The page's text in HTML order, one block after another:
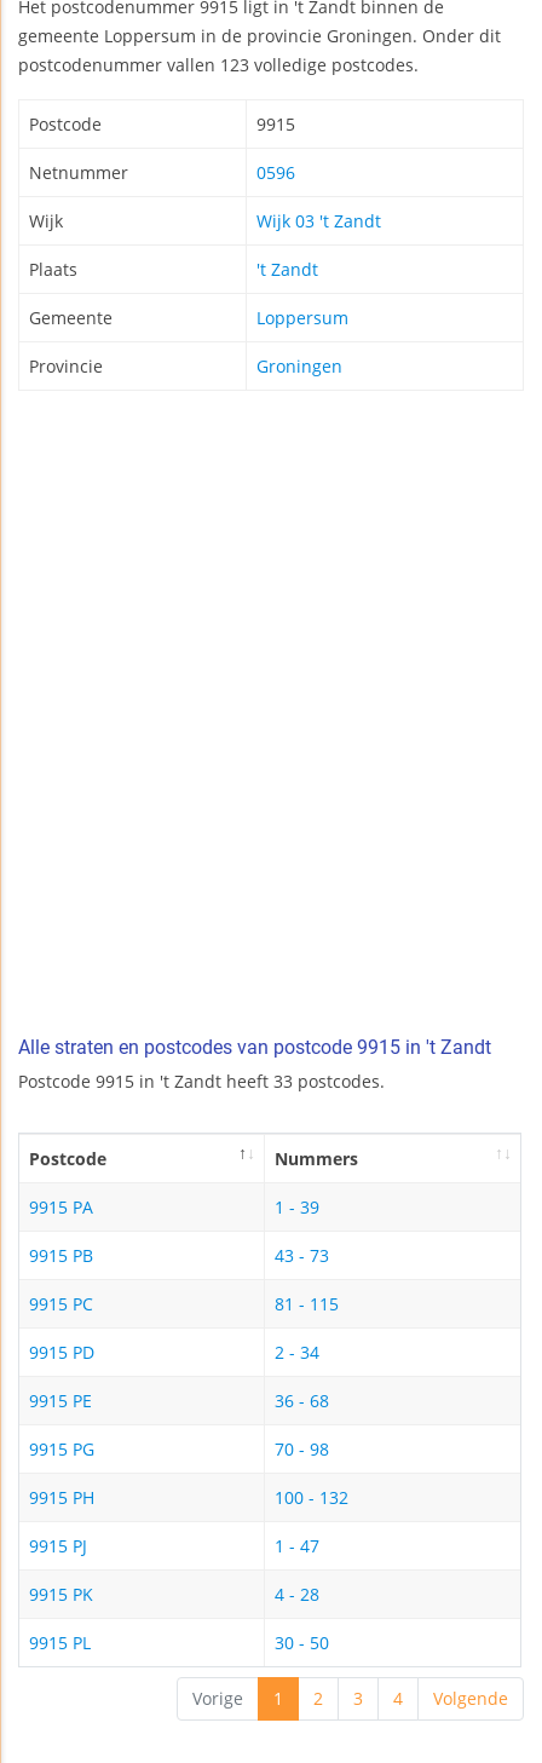
Het postcodenummer 9915 ligt in 't Zandt binnen de
gemeente Loppersum in de provincie Groningen. Onder dit
postcodenummer vallen 123 volledige postcodes.
Postcode 9915
Netnummer 0596
Wijk Wijk 03 't Zandt
Plaats 't Zandt
Gemeente Loppersum
Provincie Groningen
Alle straten en postcodes van postcode 9915 in 't Zandt
Postcode 9915 in 't Zandt heeft 33 postcodes.
Postcode Nummers
9915 PA 1 - 39
9915 PB 43 - 73
9915 PC 81 - 115
9915 PD 2 - 34
9915 PE 36 - 68
9915 PG 70 - 98
9915 PH 100 - 132
9915 PJ 1 - 47
9915 PK 4 - 28
9915 PL 30 - 50
Vorige 1 2 3 4 Volgende